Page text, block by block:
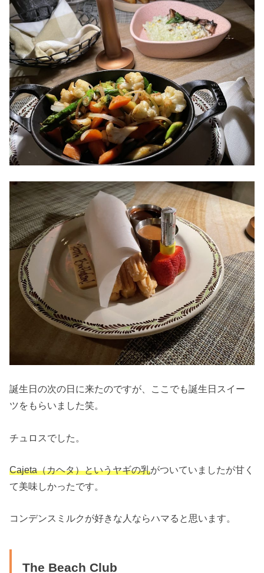
誕生日の次の日に来たのですが、ここでも誕生日スイー
ツをもらいました笑。
チュロスでした。
Cajeta（カヘタ）というヤギの乳がついていましたが甘く
て美味しかったです。
コンデンスミルクが好きな人ならハマると思います。
The Beach Club